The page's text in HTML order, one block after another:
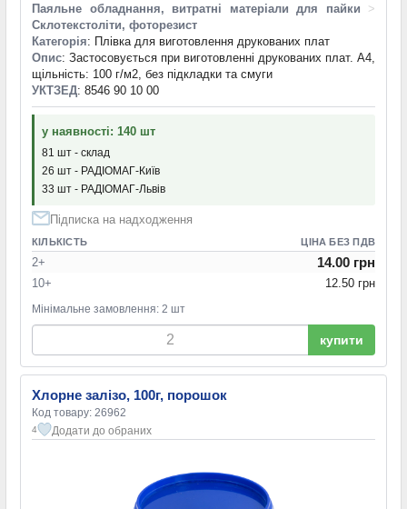
Паяльне обладнання, витратні матеріали для пайки
>
Склотекстоліти, фоторезист
Категорія: Плівка для виготовлення друкованих плат
Опис: Застосовується при виготовленні друкованих плат. A4,
щільність: 100 г/м2, без підкладки та смуги
УКТЗЕД: 8546 90 10 00
у наявності: 140 шт
81 шт - склад
26 шт - РАДІОМАГ-Київ
33 шт - РАДІОМАГ-Львів
Підписка на надходження
КІЛЬКІСТЬ ЦІНА БЕЗ ПДВ
2+ 14.00 грн
10+ 12.50 грн
Мінімальне замовлення: 2 шт
купити
Хлорне залізо, 100г, порошок
Код товару: 26962
4 Додати до обраних